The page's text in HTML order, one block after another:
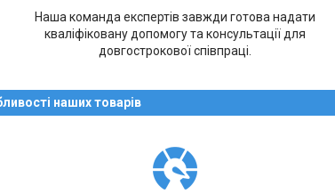
Наша команда експертів завжди готова надати
кваліфіковану допомогу та консультації для
довгострокової співпраці.
наших товарів